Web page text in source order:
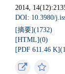
2014,
DOI: 10.3980/
[摘要](1732)
[HTML](0)
[PDF 611.46 K](